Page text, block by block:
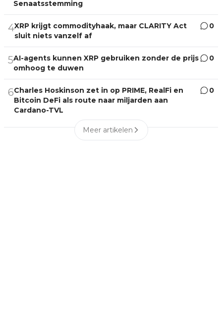
Senaatsstemming
4XRP krijgt commodityhaak, maar CLARITY Act
sluit niets vanzelf af
0
5AI-agents kunnen XRP gebruiken zonder de prijs
omhoog te duwen
0
6Charles Hoskinson zet in op PRIME, RealFi en
Bitcoin DeFi als route naar miljarden aan
Cardano-TVL
0
Meer artikelen